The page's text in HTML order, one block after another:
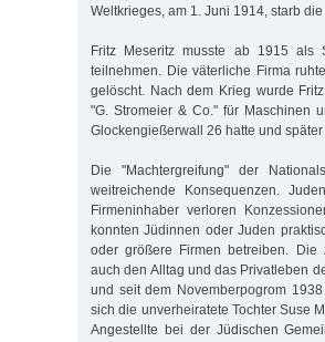
Weltkrieges, am 1. Juni 1914, starb die
Fritz Meseritz musste ab 1915 als
teilnehmen. Die väterliche Firma
gelöscht. Nach dem Krieg wurde
"G. Stromeier & Co." für Maschinen
Glockengießerwall 26 hatte und
Die "Machtergreifung" der
weitreichende Konsequenzen.
Firmeninhaber verloren
konnten Jüdinnen oder Juden
oder größere Firmen betreiben. Die
auch den Alltag und das Privatleben
und seit dem Novemberpogrom
sich die unverheiratete Tochter Suse
Angestellte bei der Jüdischen